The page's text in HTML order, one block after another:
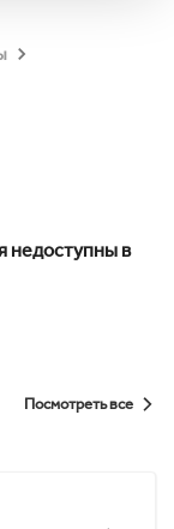
недоступны в
Посмотреть все